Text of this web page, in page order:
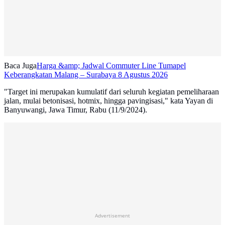
Baca JugaHarga &amp; Jadwal Commuter Line Tumapel
Keberangkatan Malang – Surabaya 8 Agustus 2026
"Target ini merupakan kumulatif dari seluruh kegiatan pemeliharaan
jalan, mulai betonisasi, hotmix, hingga pavingisasi," kata Yayan di
Banyuwangi, Jawa Timur, Rabu (11/9/2024).
Advertisement